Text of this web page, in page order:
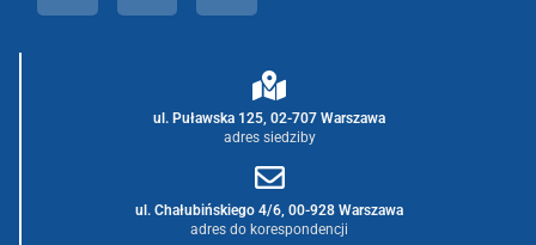
ul. Puławska 125, 02-707 Warszawa
adres siedziby
ul. Chałubińskiego 4/6, 00-928 Warszawa
adres do korespondencji